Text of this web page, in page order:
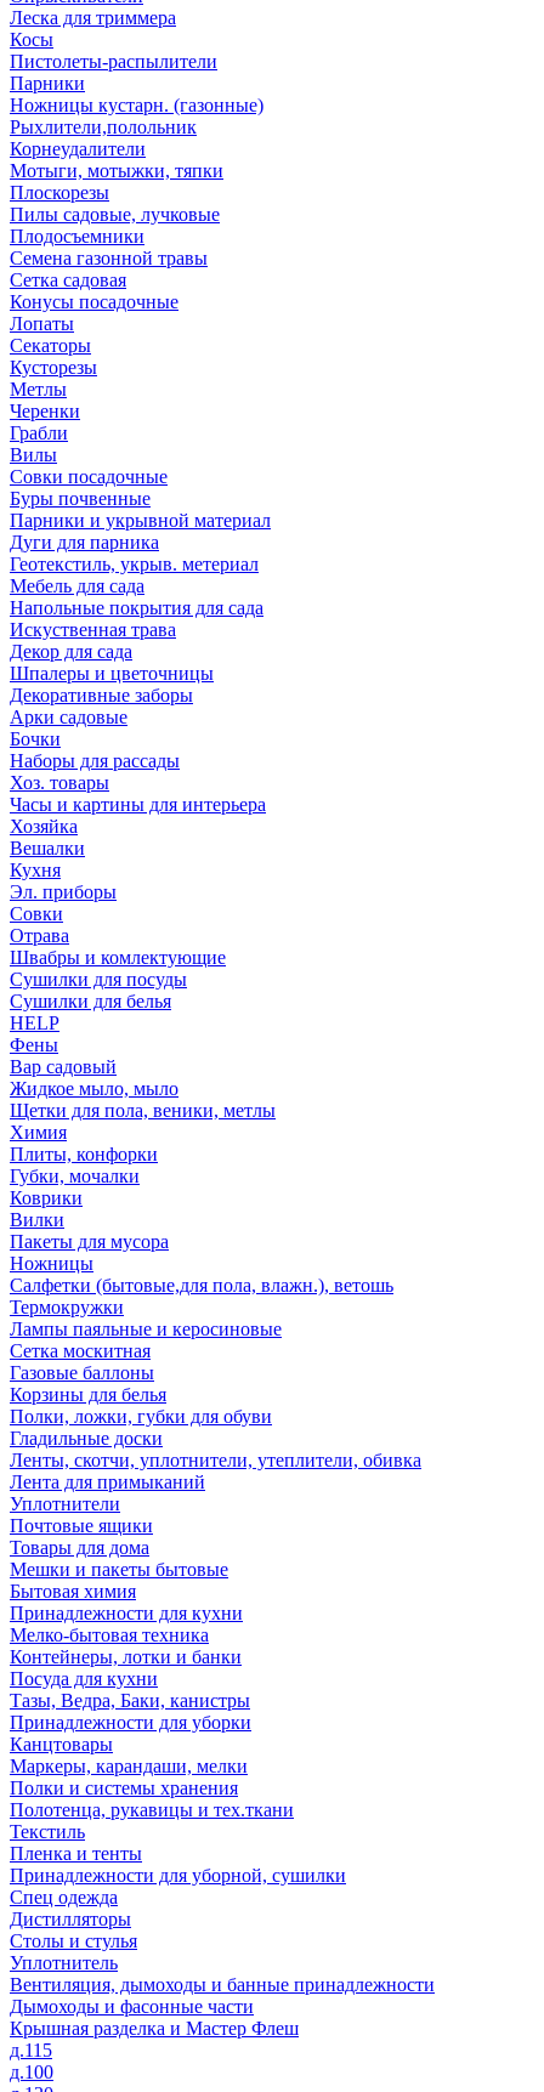
Леска для триммера
Косы
Пистолеты-распылители
Парники
Ножницы кустарн. (газонные)
Рыхлители,полольник
Корнеудалители
Мотыги, мотыжки, тяпки
Плоскорезы
Пилы садовые, лучковые
Плодосъемники
Семена газонной травы
Сетка садовая
Конусы посадочные
Лопаты
Секаторы
Кусторезы
Метлы
Черенки
Грабли
Вилы
Совки посадочные
Буры почвенные
Парники и укрывной материал
Дуги для парника
Геотекстиль, укрыв. метериал
Мебель для сада
Напольные покрытия для сада
Искуственная трава
Декор для сада
Шпалеры и цветочницы
Декоративные заборы
Арки садовые
Бочки
Наборы для рассады
Хоз. товары
Часы и картины для интерьера
Хозяйка
Вешалки
Кухня
Эл. приборы
Совки
Отрава
Швабры и комлектующие
Сушилки для посуды
Сушилки для белья
HELP
Фены
Вар садовый
Жидкое мыло, мыло
Щетки для пола, веники, метлы
Химия
Плиты, конфорки
Губки, мочалки
Коврики
Вилки
Пакеты для мусора
Ножницы
Салфетки (бытовые,для пола, влажн.), ветошь
Термокружки
Лампы паяльные и керосиновые
Сетка москитная
Газовые баллоны
Корзины для белья
Полки, ложки, губки для обуви
Гладильные доски
Ленты, скотчи, уплотнители, утеплители, обивка
Лента для примыканий
Уплотнители
Почтовые ящики
Товары для дома
Мешки и пакеты бытовые
Бытовая химия
Принадлежности для кухни
Мелко-бытовая техника
Контейнеры, лотки и банки
Посуда для кухни
Тазы, Ведра, Баки, канистры
Принадлежности для уборки
Канцтовары
Маркеры, карандаши, мелки
Полки и системы хранения
Полотенца, рукавицы и тех.ткани
Текстиль
Пленка и тенты
Принадлежности для уборной, сушилки
Спец одежда
Дистилляторы
Столы и стулья
Уплотнитель
Вентиляция, дымоходы и банные принадлежности
Дымоходы и фасонные части
Крышная разделка и Мастер Флеш
д.115
д.100